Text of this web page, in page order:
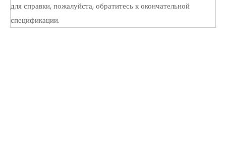
для справки, пожалуйста, обратитесь к окончательной
спецификации.